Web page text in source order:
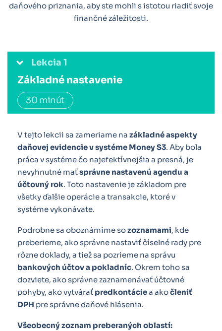
daňového priznania, aby ste mohli s istotou riadiť svoje
finančné záležitosti.
Lekcia 1
Základné nastavenie
30 minút
V tejto lekcii sa zameriame na základné aspekty
daňovej evidencie v systéme Money S3. Aby bola
práca v systéme čo najefektívnejšia a presná, je
nevyhnutné maťsprávne nastavenú agendu a
účtovný rok. Toto nastavenie je základom pre
všetky ďalšie operácie a transakcie, ktoré v
systéme vykonávate.
Podrobne sa oboznámime sozoznamami, kde
preberieme, ako správne nastaviť číselné rady pre
rôzne doklady, a tiež sa pozrieme na správu
bankových účtov a pokladníc. Okrem toho sa
dozviete, ako správne zaznamenávať účtovné
pohyby, ako vytvárať predkontáciea akočleniť
DPH pre správne daňové hlásenia.
Všeobecný zoznam preberaných oblastí: